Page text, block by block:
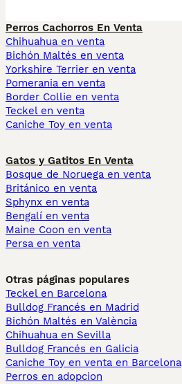
Perros Cachorros En Venta
Chihuahua en venta
Bichón Maltés en venta
Yorkshire Terrier en venta
Pomerania en venta
Border Collie en venta
Teckel en venta
Caniche Toy en venta
Gatos y Gatitos En Venta
Bosque de Noruega en venta
Británico en venta
Sphynx en venta
Bengalí en venta
Maine Coon en venta
Persa en venta
Otras páginas populares
Teckel en Barcelona
Bulldog Francés en Madrid
Bichón Maltés en València
Chihuahua en Sevilla
Bulldog Francés en Galicia
Caniche Toy en venta en Barcelona
Perros en adopcion